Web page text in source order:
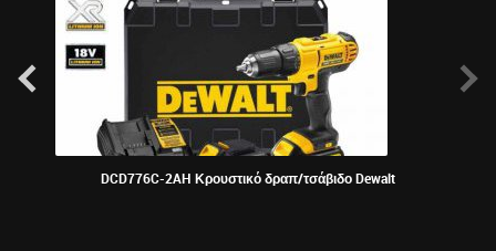
DCD776C-2AH Κρουστικό δραπ/τσάβιδο Dewalt